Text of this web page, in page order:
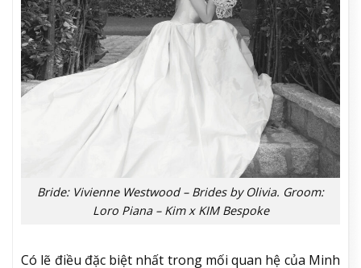
Bride: Vivienne Westwood – Brides by Olivia. Groom:
Loro Piana – Kim x KIM Bespoke
Có lẽ điều đặc biệt nhất trong mối quan hệ của Minh